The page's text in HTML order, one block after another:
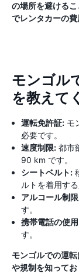
の場所を避ける
でレンタカーの費
モンゴル
を教えて
運転免許証: モ
必要です。
速度制限: 都市
90 km です。
シートベルト:
ルトを着用す
アルコール制
す。
携帯電話の使
す。
モンゴルでの運
や規制を知って